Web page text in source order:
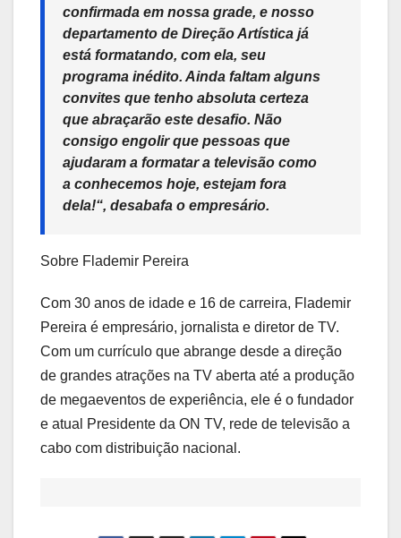
confirmada em nossa grade, e nosso
departamento de Direção Artística já
está formatando, com ela, seu
programa inédito. Ainda faltam alguns
convites que tenho absoluta certeza
que abraçarão este desafio. Não
consigo engolir que pessoas que
ajudaram a formatar a televisão como
a conhecemos hoje, estejam fora
dela!“, desabafa o empresário.
Sobre Flademir Pereira
Com 30 anos de idade e 16 de carreira, Flademir
Pereira é empresário, jornalista e diretor de TV.
Com um currículo que abrange desde a direção
de grandes atrações na TV aberta até a produção
de megaeventos de experiência, ele é o fundador
e atual Presidente da ON TV, rede de televisão a
cabo com distribuição nacional.